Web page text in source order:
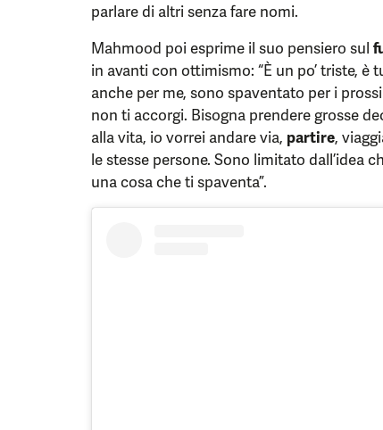
parlare di altri senza fare nomi.
Mahmood poi esprime il suo pensiero sul
in avanti con ottimismo: “È un po’ triste,
anche per me, sono spaventato per i
non ti accorgi. Bisogna prendere grosse
alla vita, io vorrei andare via, partire,
le stesse persone. Sono limitato dall’idea
una cosa che ti spaventa”.